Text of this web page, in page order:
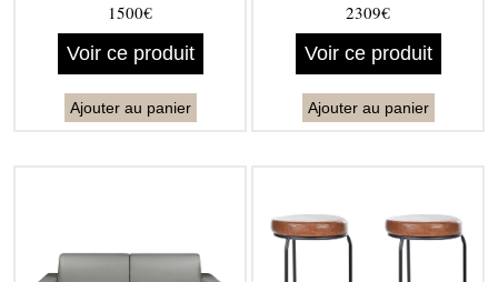
1500€
Voir ce produit
Ajouter au panier
2309€
Voir ce produit
Ajouter au panier